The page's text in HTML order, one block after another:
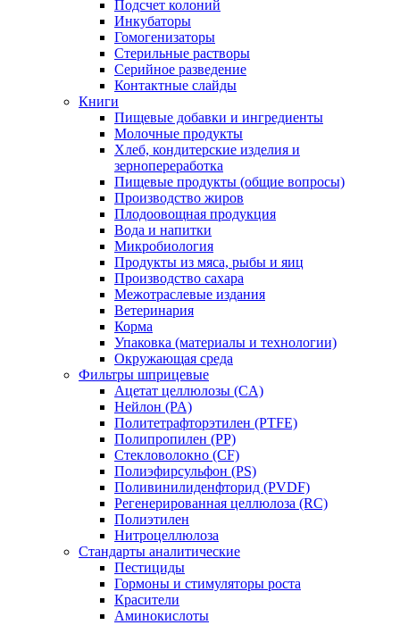
Подсчет колоний
Инкубаторы
Гомогенизаторы
Стерильные растворы
Серийное разведение
Контактные слайды
Книги
Пищевые добавки и ингредиенты
Молочные продукты
Хлеб, кондитерские изделия и
зернопереработка
Пищевые продукты (общие вопросы)
Производство жиров
Плодоовощная продукция
Вода и напитки
Микробиология
Продукты из мяса, рыбы и яиц
Производство сахара
Межотраслевые издания
Ветеринария
Корма
Упаковка (материалы и технологии)
Окружающая среда
Фильтры шприцевые
Ацетат целлюлозы (CA)
Нейлон (PA)
Политетрафторэтилен (PTFE)
Полипропилен (PP)
Стекловолокно (CF)
Полиэфирсульфон (PS)
Поливинилиденфторид (PVDF)
Регенерированная целлюлоза (RC)
Полиэтилен
Нитроцеллюлоза
Стандарты аналитические
Пестициды
Гормоны и стимуляторы роста
Красители
Аминокислоты